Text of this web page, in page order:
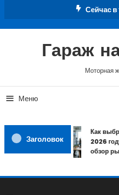
Сейчас в
Гараж
Моторная
Меню
Заголовок
Как
2026
обзор